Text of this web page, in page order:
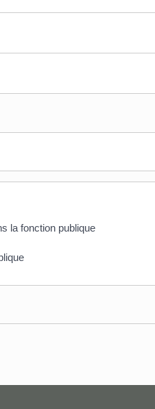
la fonction publique